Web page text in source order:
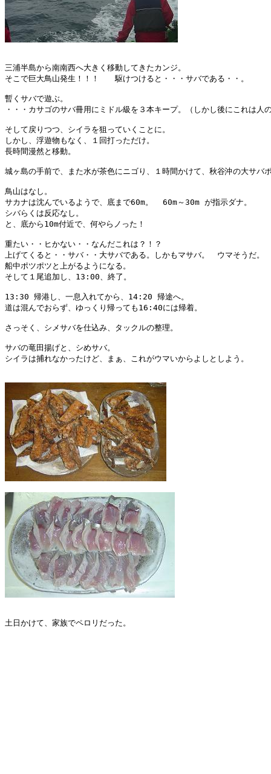
三浦半島から南南西へ大きく移動してきたカンジ。
そこで巨大鳥山発生！！！　　駆けつけると・・・サバである・・。
暫くサバで遊ぶ。
・・・カサゴのサバ冊用にミドル級を３本キープ。（しかし後にこれは人
そして戻りつつ、シイラを狙っていくことに。
しかし、浮遊物もなく、１回打っただけ。
長時間漫然と移動。
城ヶ島の手前で、また水が茶色にニゴり、１時間かけて、秋谷沖の大サバ
鳥山はなし。
サカナは沈んでいるようで、底まで60m。  60m～30m が指示ダナ。
シバらくは反応なし。
と、底から10m付近で、何やらノった！
重たい・・ヒかない・・なんだこれは？！？
上げてくると・・サバ・・大サバである。しかもマサバ。　ウマそうだ
船中ポツポツと上がるようになる。
そして１尾追加し、13:00、終了。
13:30 帰港し、一息入れてから、14:20 帰途へ。
道は混んでおらず、ゆっくり帰っても16:40には帰着。
さっそく、シメサバを仕込み、タックルの整理。
サバの竜田揚げと、シめサバ。
シイラは捕れなかったけど、まぁ、これがウマいからよしとしよう。
土日かけて、家族でペロリだった。